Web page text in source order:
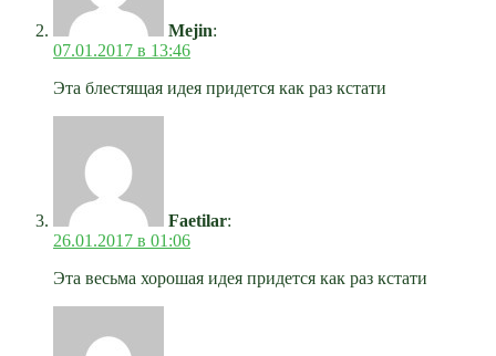
Mejin:
07.01.2017 в 13:46
Эта блестящая идея придется как раз кстати
Faetilar:
26.01.2017 в 01:06
Эта весьма хорошая идея придется как раз кстати